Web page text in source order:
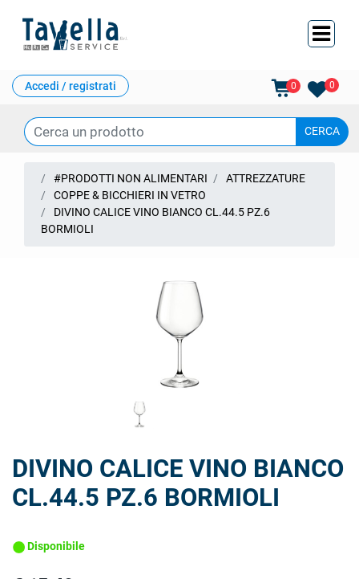
Accedi / registrati 0 0
#PRODOTTI NON ALIMENTARI
ATTREZZATURE
COPPE & BICCHIERI IN VETRO
DIVINO CALICE VINO BIANCO CL.44.5 PZ.6
BORMIOLI
DIVINO CALICE VINO BIANCO
CL.44.5 PZ.6 BORMIOLI
Disponibile